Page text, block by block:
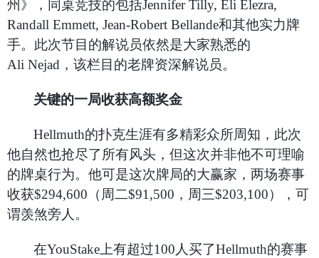
州》，同桌竞技的包括Jennifer Tilly, Eli Elezra,
Randall Emmett, Jean-Robert Bellande和其他实力牌
手。此次节目的解说员依然是大家熟悉的
Ali Nejad，该栏目的老牌资深解说员。
关键的一局收获高额奖金
Hellmuth的扑克生涯有多精彩众所周知，此次
他自然也抢尽了所有风头，但这次并非他不可理喻
的牌桌行为。他可是这次牌局的大赢家，两场赛事
收获$294,600（周二$91,500，周三$203,100），可
谓羡煞旁人。
在YouStake上有超过100人买了Hellmuth的赛事